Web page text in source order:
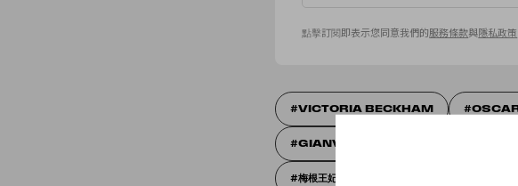
點擊訂閱即表示您同意我們的服務條款與隱私政策
VICTORIA BECKHAM
GIANVITO ROSSI‎ ROYAL
梅根王妃